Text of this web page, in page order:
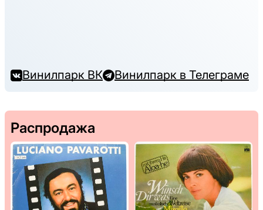
Винилпарк ВК Винилпарк в Телеграме
Распродажа